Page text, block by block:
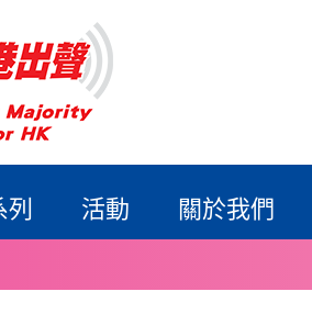
列 活動 關於我們